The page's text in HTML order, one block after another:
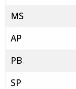
MS
AP
PB
SP